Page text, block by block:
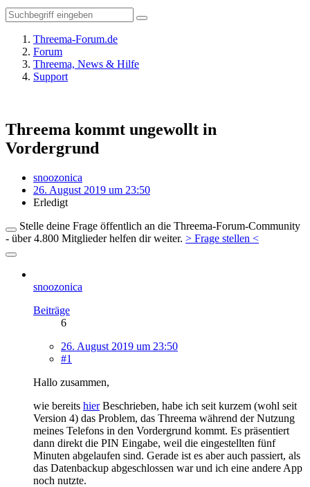
Threema-Forum.de
Forum
Threema, News & Hilfe
Support
Threema kommt ungewollt in
Vordergrund
snoozonica
26. August 2019 um 23:50
Erledigt
Stelle deine Frage öffentlich an die Threema-Forum-Community
- über 4.800 Mitglieder helfen dir weiter. > Frage stellen <
snoozonica
Beiträge
6
26. August 2019 um 23:50
#1
Hallo zusammen,
wie bereits hierBeschrieben, habe ich seit kurzem (wohl seit
Version 4) das Problem, das Threema während der Nutzung
meines Telefons in den Vordergrund kommt. Es präsentiert
dann direkt die PIN Eingabe, weil die eingestellten fünf
Minuten abgelaufen sind. Gerade ist es aber auch passiert, als
das Datenbackup abgeschlossen war und ich eine andere App
noch nutzte.